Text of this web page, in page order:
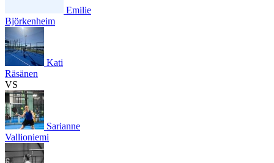
Emilie
Björkenheim
Kati
Räsänen
VS
Sarianne
Vallioniemi